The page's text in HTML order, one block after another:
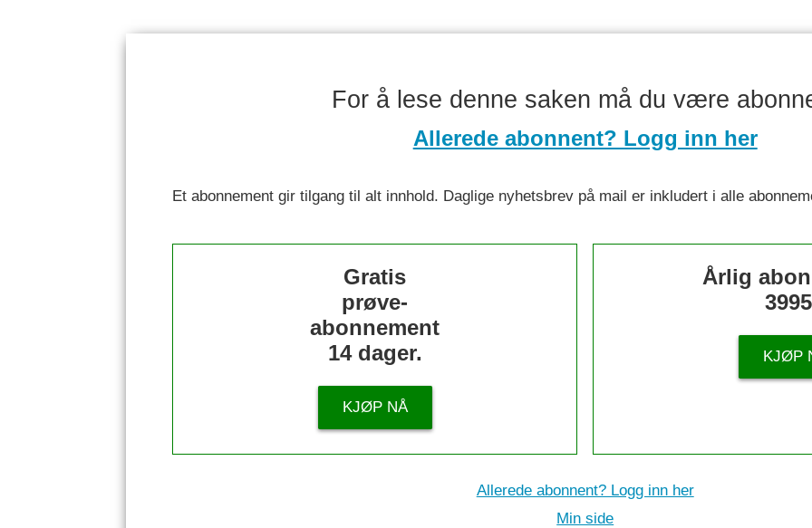
For å lese denne saken må du være
Allerede abonnent? Logg inn her
Et abonnement gir tilgang til alt innhold. Daglige nyhetsbrev på mail er inkludert i alle
Gratis
prøve-
abonnement
14 dager.
KJØP NÅ
Årlig
KJØP
Allerede abonnent? Logg inn her
Min side